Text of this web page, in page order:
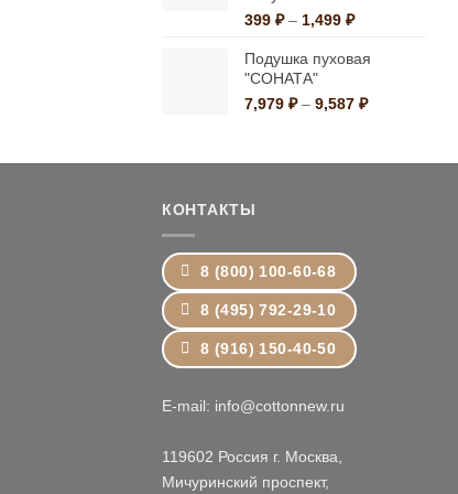
399 ₽ – 1,499 ₽Диапазон
399 ₽
1,499 ₽
Подушка пуховая
"СОНАТА"
7,979 ₽ – 9,587 ₽Диапазон
–
КОНТАКТЫ
8 (800) 100-60-68
8 (495) 792-29-10
8 (916) 150-40-50
E-mail: info@cottonnew.ru
119602 Россия г. Москва,
Мичуринский проспект,